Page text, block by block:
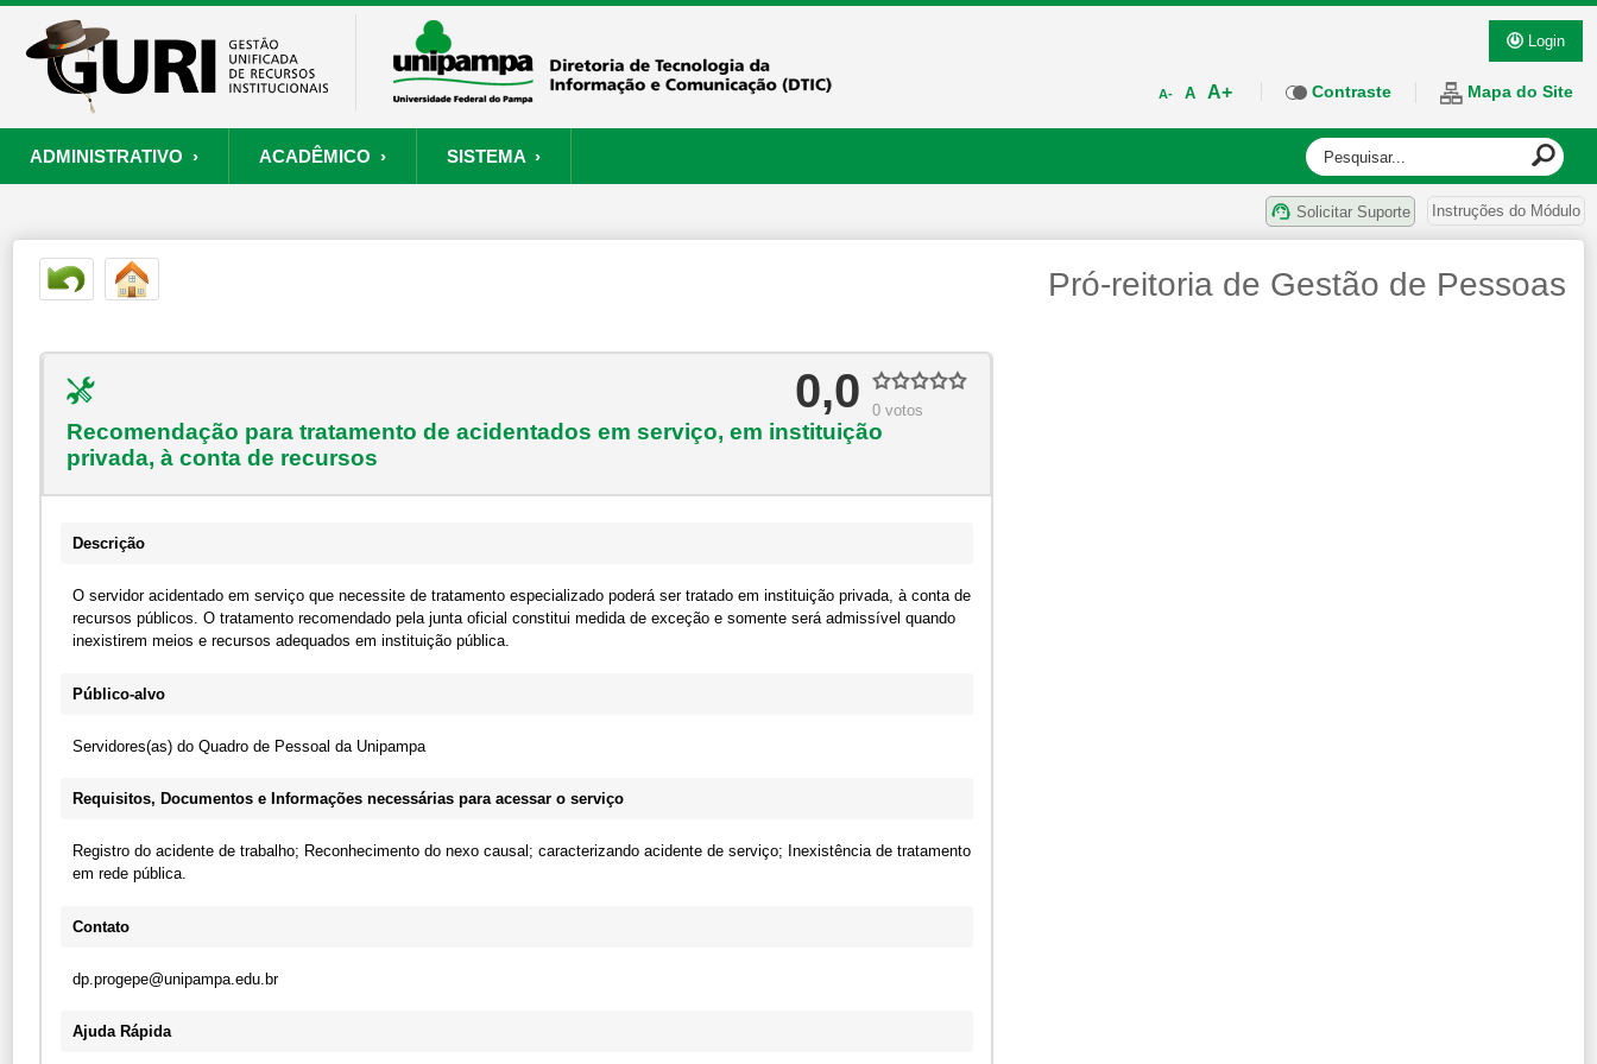
Login
A- A A+ Contraste Mapa do Site
ADMINISTRATIVO ›
Convênios
ACADÊMICO ›
Processo Seletivo
Autenticar Documento
SISTEMA ›
Painel de Suporte
Instruções do Módulo
Solicitar Suporte
Pró-reitoria de Gestão de Pessoas
0,0 0 votos
Recomendação para tratamento de acidentados em serviço, em instituição
privada, à conta de recursos
Descrição
O servidor acidentado em serviço que necessite de tratamento especializado poderá ser tratado em instituição privada, à conta de
recursos públicos. O tratamento recomendado pela junta oficial constitui medida de exceção e somente será admissível quando
inexistirem meios e recursos adequados em instituição pública.
Público-alvo
Servidores(as) do Quadro de Pessoal da Unipampa
Requisitos, Documentos e Informações necessárias para acessar o serviço
Registro do acidente de trabalho; Reconhecimento do nexo causal; caracterizando acidente de serviço; Inexistência de tratamento
em rede pública.
Contato
dp.progepe@unipampa.edu.br
Ajuda Rápida